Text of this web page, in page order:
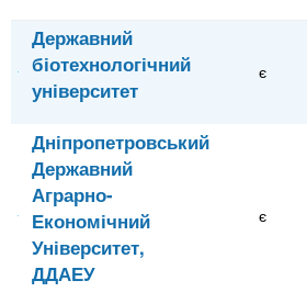
Державний
біотехнологічний
університет
є
Дніпропетровський
Державний
Аграрно-
Економічний
Університет,
ДДАЕУ
є